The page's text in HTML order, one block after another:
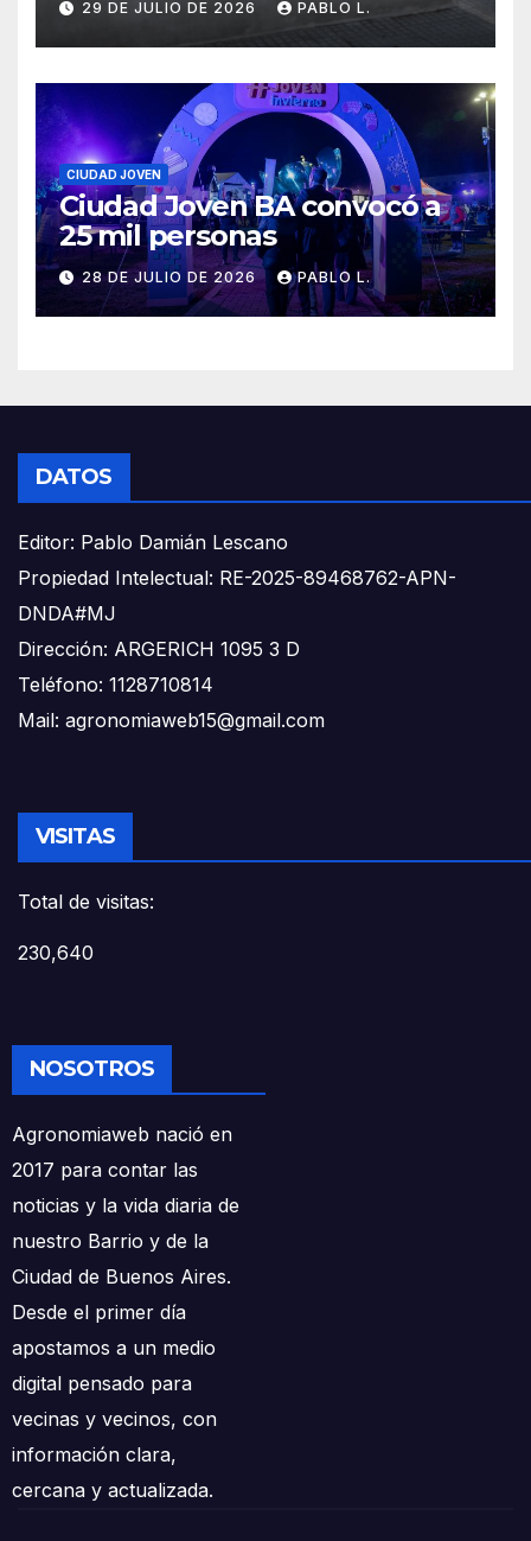
29 DE JULIO DE 2026 PABLO L.
CIUDAD JOVEN
Ciudad Joven BA convocó a
25 mil personas
28 DE JULIO DE 2026 PABLO L.
DATOS
Editor: Pablo Damián Lescano
Propiedad Intelectual: RE-2025-89468762-APN-
DNDA#MJ
Dirección: ARGERICH 1095 3 D
Teléfono: 1128710814
Mail: agronomiaweb15@gmail.com
VISITAS
Total de visitas:
230,640
NOSOTROS
Agronomiaweb nació en
2017 para contar las
noticias y la vida diaria de
nuestro Barrio y de la
Ciudad de Buenos Aires.
Desde el primer día
apostamos a un medio
digital pensado para
vecinas y vecinos, con
información clara,
cercana y actualizada.